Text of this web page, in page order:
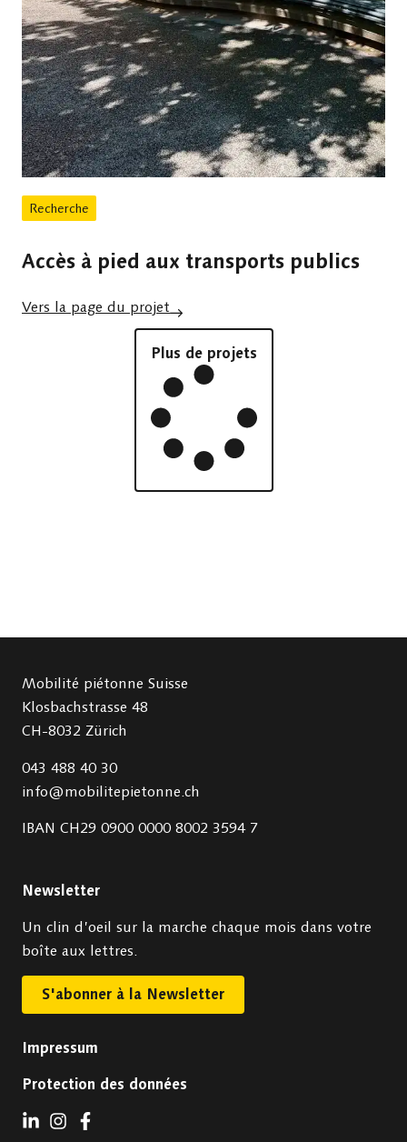
Recherche
Accès à pied aux transports publics
Vers la page du projet
Plus de projets
Mobilité piétonne Suisse
Klosbachstrasse 48
CH-8032 Zürich
043 488 40 30
info@mobilitepietonne.ch
IBAN CH29 0900 0000 8002 3594 7
Newsletter
Un clin d’oeil sur la marche chaque mois dans votre
boîte aux lettres.
S'abonner à la Newsletter
Impressum
Protection des données